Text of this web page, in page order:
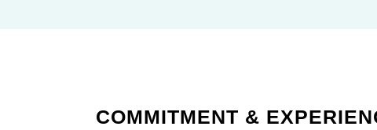
COMMITMENT &